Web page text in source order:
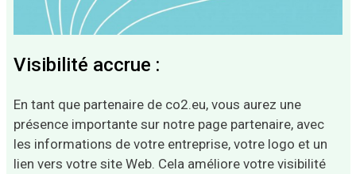
Visibilité accrue :
En tant que partenaire de co2.eu, vous aurez une
présence importante sur notre page partenaire, avec
les informations de votre entreprise, votre logo et un
lien vers votre site Web. Cela améliore votre visibilité